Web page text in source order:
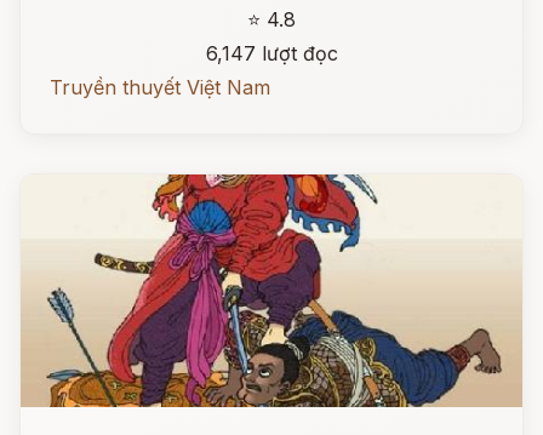
⭐ 4.8
6,147 lượt đọc
Truyền thuyết Việt Nam